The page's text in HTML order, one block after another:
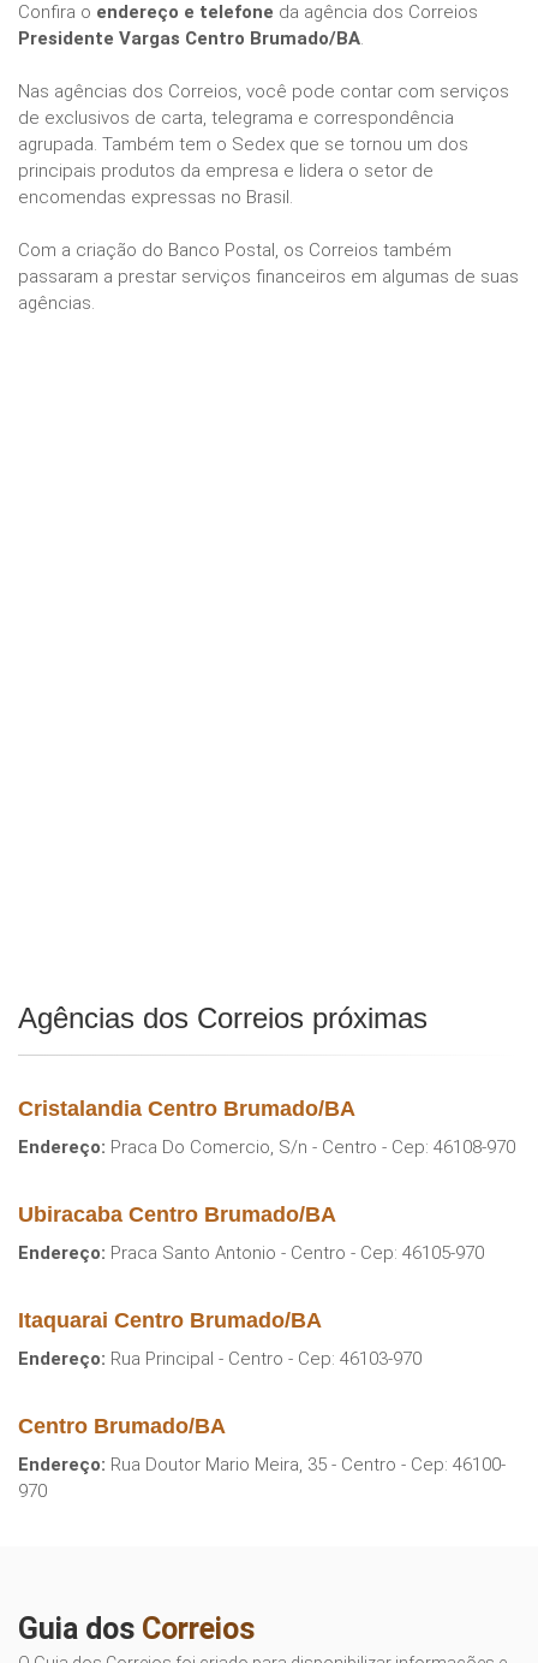
Confira o endereço e telefone da agência dos Correios
Presidente Vargas Centro Brumado/BA.
Nas agências dos Correios, você pode contar com serviços
de exclusivos de carta, telegrama e correspondência
agrupada. Também tem o Sedex que se tornou um dos
principais produtos da empresa e lidera o setor de
encomendas expressas no Brasil.
Com a criação do Banco Postal, os Correios também
passaram a prestar serviços financeiros em algumas de suas
agências.
Agências dos Correios próximas
Cristalandia Centro Brumado/BA
Endereço: Praca Do Comercio, S/n - Centro - Cep: 46108-970
Ubiracaba Centro Brumado/BA
Endereço: Praca Santo Antonio - Centro - Cep: 46105-970
Itaquarai Centro Brumado/BA
Endereço: Rua Principal - Centro - Cep: 46103-970
Centro Brumado/BA
Endereço: Rua Doutor Mario Meira, 35 - Centro - Cep: 46100-
970
Guia dos Correios